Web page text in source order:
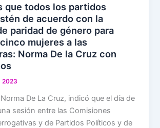
que todos los partidos
de acuerdo con la
paridad de género para
mujeres a las
Norma De la Cruz con
2023
De La Cruz, indicó que el día de
sesión entre las Comisiones
y de Partidos Políticos y de